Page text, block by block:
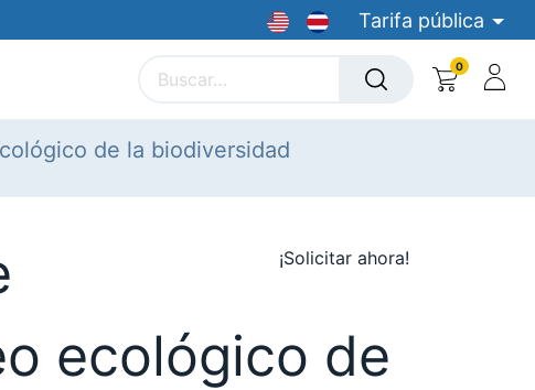
Tarifa pública
Cursos Bolsa de Empleo
0
de la biodiversidad
¡Solicitar ahora!
ecológico de